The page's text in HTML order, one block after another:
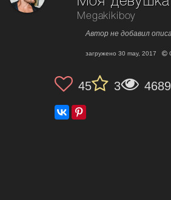
Megakikiboy
Автор не добавил
загружено 30 may, 2017
45 3 4689